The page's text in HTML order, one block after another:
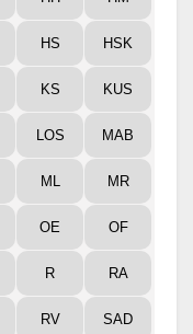
HS HSK
KS KUS
LOS MAB
ML MR
OE OF
R RA
RV SAD